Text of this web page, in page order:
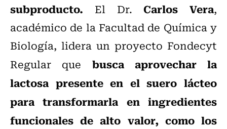
subproducto. El Dr.Carlos Vera,
académico de la Facultad de Química y
Biología, lidera un proyecto Fondecyt
Regular que busca aprovechar la
lactosa presente en el suero lácteo
para transformarla en ingredientes
funcionales de alto valor, como los